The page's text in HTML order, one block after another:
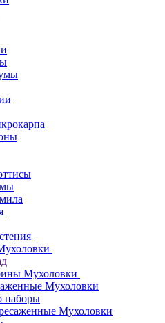
Мухоловки
Мухоловки
наборы
Мухоловки